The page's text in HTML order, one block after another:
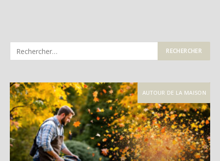
AUTOUR DE LA MAISON